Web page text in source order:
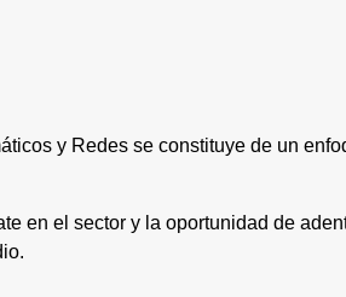
y Redes se constituye de un
en el sector y la oportunidad de